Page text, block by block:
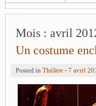
Mois : avril
Un costume
Posted in Théâtre - 7 avril